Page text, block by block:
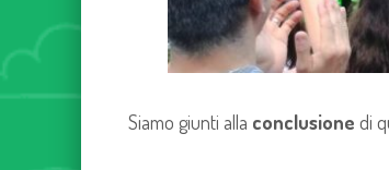
Siamo giunti alla conclusione di